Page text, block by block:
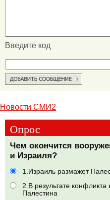
Введите код
Новости СМИ2
Опрос
Чем окончится
и Израиля?
1.Израиль размажет
2.В результате конфликта
Палестина